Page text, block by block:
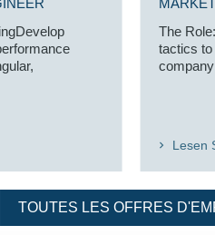
The
tactics to
Lesen
TOUTES LES OFFRES